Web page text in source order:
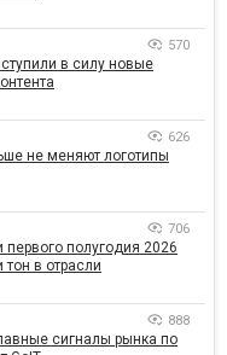
570
в силу новые
626
не меняют логотипы
706
полугодия 2026
в отрасли
888
сигналы рынка по